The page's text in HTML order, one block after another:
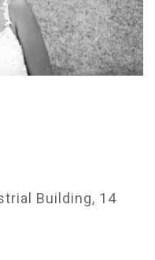
Building, 14